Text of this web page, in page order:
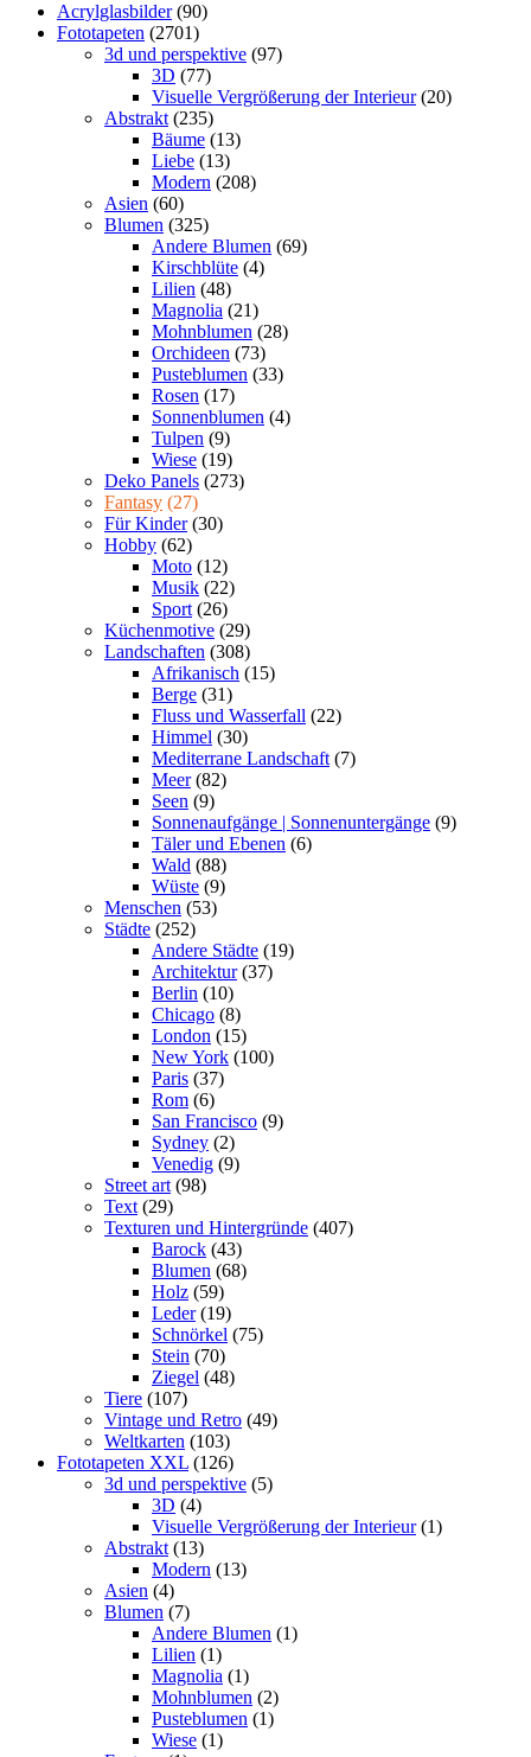
Acrylglasbilder (90)
Fototapeten (2701)
3d und perspektive (97)
3D (77)
Visuelle Vergrößerung der Interieur (20)
Abstrakt (235)
Bäume (13)
Liebe (13)
Modern (208)
Asien (60)
Blumen (325)
Andere Blumen (69)
Kirschblüte (4)
Lilien (48)
Magnolia (21)
Mohnblumen (28)
Orchideen (73)
Pusteblumen (33)
Rosen (17)
Sonnenblumen (4)
Tulpen (9)
Wiese (19)
Deko Panels (273)
Fantasy (27)
Für Kinder (30)
Hobby (62)
Moto (12)
Musik (22)
Sport (26)
Küchenmotive (29)
Landschaften (308)
Afrikanisch (15)
Berge (31)
Fluss und Wasserfall (22)
Himmel (30)
Mediterrane Landschaft (7)
Meer (82)
Seen (9)
Sonnenaufgänge | Sonnenuntergänge (9)
Täler und Ebenen (6)
Wald (88)
Wüste (9)
Menschen (53)
Städte (252)
Andere Städte (19)
Architektur (37)
Berlin (10)
Chicago (8)
London (15)
New York (100)
Paris (37)
Rom (6)
San Francisco (9)
Sydney (2)
Venedig (9)
Street art (98)
Text (29)
Texturen und Hintergründe (407)
Barock (43)
Blumen (68)
Holz (59)
Leder (19)
Schnörkel (75)
Stein (70)
Ziegel (48)
Tiere (107)
Vintage und Retro (49)
Weltkarten (103)
Fototapeten XXL (126)
3d und perspektive (5)
3D (4)
Visuelle Vergrößerung der Interieur (1)
Abstrakt (13)
Modern (13)
Asien (4)
Blumen (7)
Andere Blumen (1)
Lilien (1)
Magnolia (1)
Mohnblumen (2)
Pusteblumen (1)
Wiese (1)